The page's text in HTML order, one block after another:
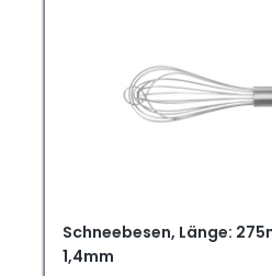
Schneebesen, Länge:
1,4mm